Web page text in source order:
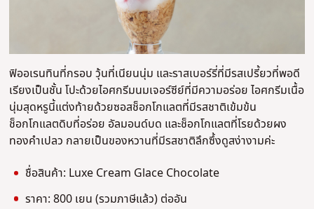
ฟิออเรนทินที่กรอบ วุ้นที่เนียนนุ่ม และราสเบอร์รี่ที่มีรสเปรี้ยวที่พอดี
เรียงเป็นชั้น โปะด้วยไอศกรีมนมเจอร์ซีย์ที่มีความอร่อย ไอศกรีมเนื้อ
นุ่มสุดหรูนี้แต่งท้ายด้วยซอสช็อกโกแลตที่มีรสชาติเข้มข้น
ช็อกโกแลตดิบที่อร่อย อัลมอนด์บด และช็อกโกแลตที่โรยด้วยผง
ทองคำเปลว กลายเป็นของหวานที่มีรสชาติลึกซึ้งดูสง่างามค่ะ
ชื่อสินค้า: Luxe Cream Glace Chocolate
ราคา: 800 เยน (รวมภาษีแล้ว) ต่ออัน